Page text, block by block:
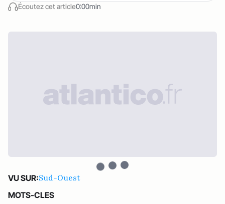
Écoutez cet article0:00min
VU SUR:Sud-Ouest
MOTS-CLES